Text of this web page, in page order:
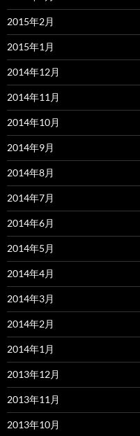
2015年2月
2015年1月
2014年12月
2014年11月
2014年10月
2014年9月
2014年8月
2014年7月
2014年6月
2014年5月
2014年4月
2014年3月
2014年2月
2014年1月
2013年12月
2013年11月
2013年10月